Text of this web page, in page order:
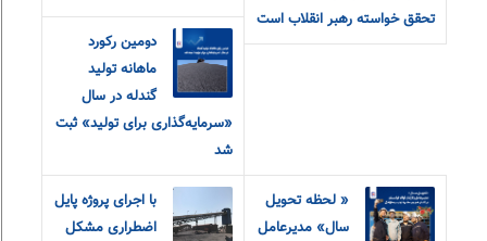
تحقق خواسته رهبر انقلاب است
دومین رکورد
ماهانه تولید
گندله در سال
«سرمایه‌گذاری برای تولید» ثبت
شد
« لحظه تحویل
سال» مدیرعامل
با اجرای پروژه پایل
اضطراری مشکل